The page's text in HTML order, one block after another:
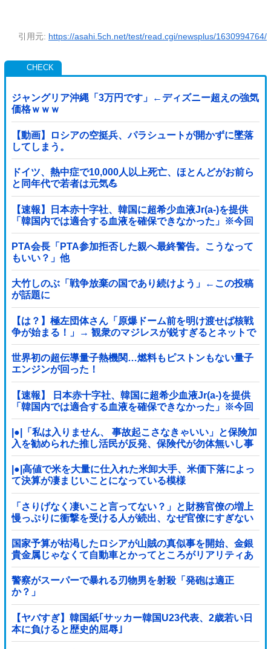
引用元: https://asahi.5ch.net/test/read.cgi/newsplus/1630994764/
ジャングリア沖縄「3万円です」←ディズニー超えの強気
価格ｗｗｗ
【動画】ロシアの空挺兵、パラシュートが開かずに墜落
してしまう。
ドイツ、熱中症で10,000人以上死亡、ほとんどがお前ら
と同年代で若者は元気💪
【速報】日本赤十字社、韓国に超希少血液Jr(a-)を提供
「韓国内では適合する血液を確保できなかった」※今回
で4回目
PTA会長「PTA参加拒否した親へ最終警告。こうなって
もいい？」他
大竹しのぶ「戦争放棄の国であり続けよう」←この投稿
が話題に
【は？】極左団体さん「原爆ドーム前を明け渡せば核戦
争が始まる！」→ 観衆のマジレスが鋭すぎるとネットで
話題に → ｗｗｗｗｗｗｗｗｗｗｗｗ
世界初の超伝導量子熱機関…燃料もピストンもない量子
エンジンが回った！
【速報】 日本赤十字社、韓国に超希少血液Jr(a-)を提供
「韓国内では適合する血液を確保できなかった」※今回
で4回目
|●|「私は入りません、 事故起こさなきゃいい」と保険加
入を勧められた推し活民が反発、保険代が勿体無いし事
故起こしたとして……
|●|高値で米を大量に仕入れた米卸大手、米価下落によっ
て決算が凄まじいことになっている模様
「さりげなく凄いこと言ってない？」と財務官僚の増上
慢っぷりに衝撃を受ける人が続出、なぜ官僚にすぎない
財務省が……
国家予算が枯渇したロシアが山賊の真似事を開始、金銀
貴金属じゃなくて自動車とかってところがリアリティあ
りすぎる……
警察がスーパーで暴れる刃物男を射殺「発砲は適正
か？」
【ヤバすぎ】韓国紙｢サッカー韓国U23代表、2歳若い日
本に負けると歴史的屈辱｣